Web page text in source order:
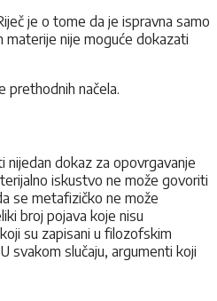
je o tome da je ispravna samo
nije moguće dokazati
prethodnih načela.
dokaz za opovrgavanje
iskustvo ne može govoriti
se metafizičko ne može
broj pojava koje nisu
su zapisani u filozofskim
svakom slučaju, argumenti koji